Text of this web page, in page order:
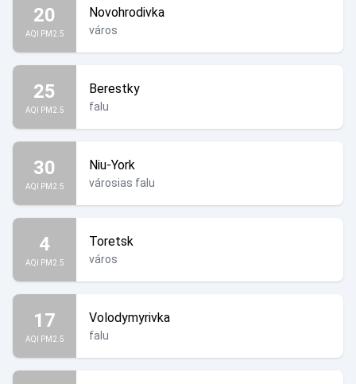
20
AQI PM2.5
Novohrodivka
város
25
AQI PM2.5
Berestky
falu
30
AQI PM2.5
Niu-York
városias falu
4
AQI PM2.5
Toretsk
város
17
AQI PM2.5
Volodymyrivka
falu